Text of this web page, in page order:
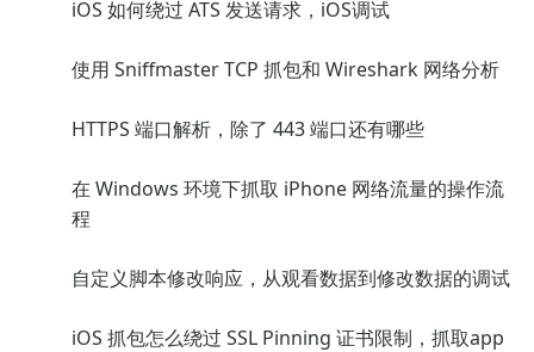
iOS 如何绕过 ATS 发送请求，iOS调试
使用 Sniffmaster TCP 抓包和 Wireshark 网络分析
HTTPS 端口解析，除了 443 端口还有哪些
在 Windows 环境下抓取 iPhone 网络流量的操作流
程
自定义脚本修改响应，从观看数据到修改数据的调试
iOS 抓包怎么绕过 SSL Pinning 证书限制，抓取app